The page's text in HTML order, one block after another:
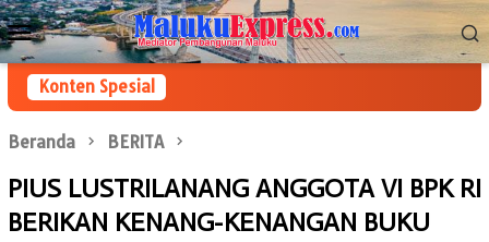
Loncat
ke
konten
Menu
Mobile
Konten Spesial
Beranda BERITA
PIUS LUSTRILANANG ANGGOTA VI BPK RI
BERIKAN KENANG-KENANGAN BUKU